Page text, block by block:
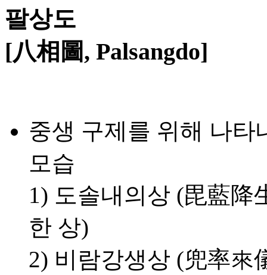
팔상도
[八相圖, Palsangdo]
중생 구제를 위해 나타
모습
1) 도솔내의상 (毘藍降
한 상)
2) 비람강생상 (兜率來